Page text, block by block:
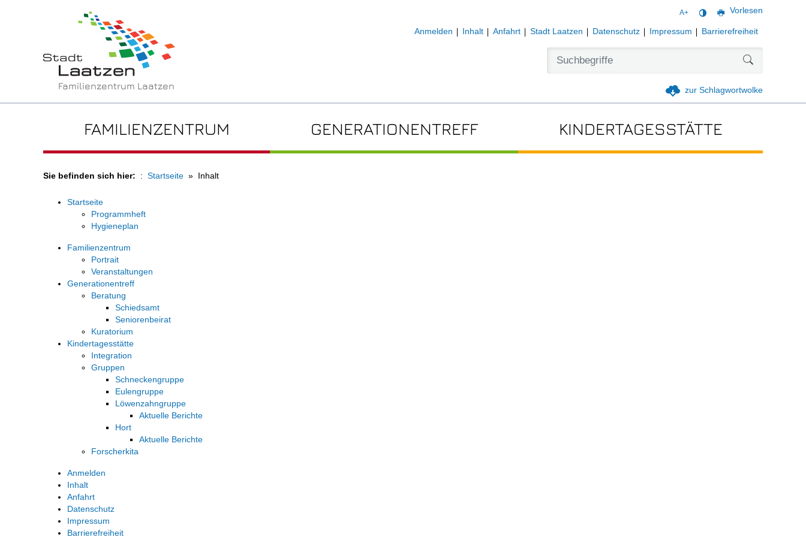
Familienzentrum Laatzen
A+ Vorlesen
Anmelden Inhalt Anfahrt Stadt Laatzen Datenschutz Impressum Barrierefreiheit
zur Schlagwortwolke
FAMILIENZENTRUM GENERATIONENTREFF KINDERTAGESSTÄTTE
Sie befinden sich hier: Startseite Inhalt
Startseite
Programmheft
Hygieneplan
Familienzentrum
Portrait
Veranstaltungen
Generationentreff
Beratung
Schiedsamt
Seniorenbeirat
Kuratorium
Kindertagesstätte
Integration
Gruppen
Schneckengruppe
Eulengruppe
Löwenzahngruppe
Aktuelle Berichte
Hort
Aktuelle Berichte
Forscherkita
Anmelden
Inhalt
Anfahrt
Datenschutz
Impressum
Barrierefreiheit